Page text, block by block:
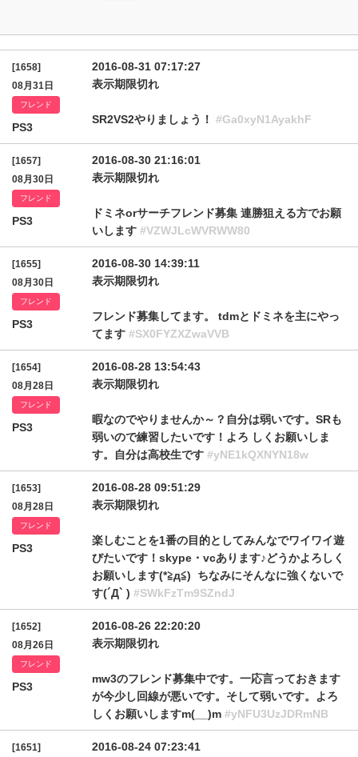
[1658]
08月31日
フレンド
PS3
2016-08-31 07:17:27
表示期限切れ
SR2VS2やりましょう！ #Ga0xyN1AyakhF
[1657]
08月30日
フレンド
PS3
2016-08-30 21:16:01
表示期限切れ
ドミネorサーチフレンド募集 連勝狙える方でお願
いします #VZWJLcWVRWW80
[1655]
08月30日
フレンド
PS3
2016-08-30 14:39:11
表示期限切れ
フレンド募集してます。 tdmとドミネを主にやっ
てます #SX0FYZXZwaVVB
[1654]
08月28日
フレンド
PS3
2016-08-28 13:54:43
表示期限切れ
暇なのでやりませんか～？自分は弱いです。SRも
弱いので練習したいです！よろ しくお願いしま
す。自分は高校生です #yNE1kQXNYN18w
[1653]
08月28日
フレンド
PS3
2016-08-28 09:51:29
表示期限切れ
楽しむことを1番の目的としてみんなでワイワイ遊
びたいです！skype・vcあります♪どうかよろしく
お願いします(*≧д≦) ちなみにそんなに強くないで
す(´Д` ) #SWkFzTm9SZndJ
[1652]
08月26日
フレンド
PS3
2016-08-26 22:20:20
表示期限切れ
mw3のフレンド募集中です。一応言っておきます
が今少し回線が悪いです。そして弱いです。よろ
しくお願いしますm(__)m #yNFU3UzJDRmNB
[1651]
2016-08-24 07:23:41